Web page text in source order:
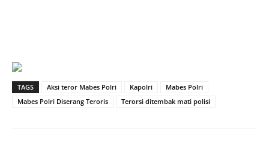
TAGS Aksi teror Mabes Polri Kapolri
Mabes Polri
Mabes Polri Diserang Teroris
Terorsi ditembak mati polisi